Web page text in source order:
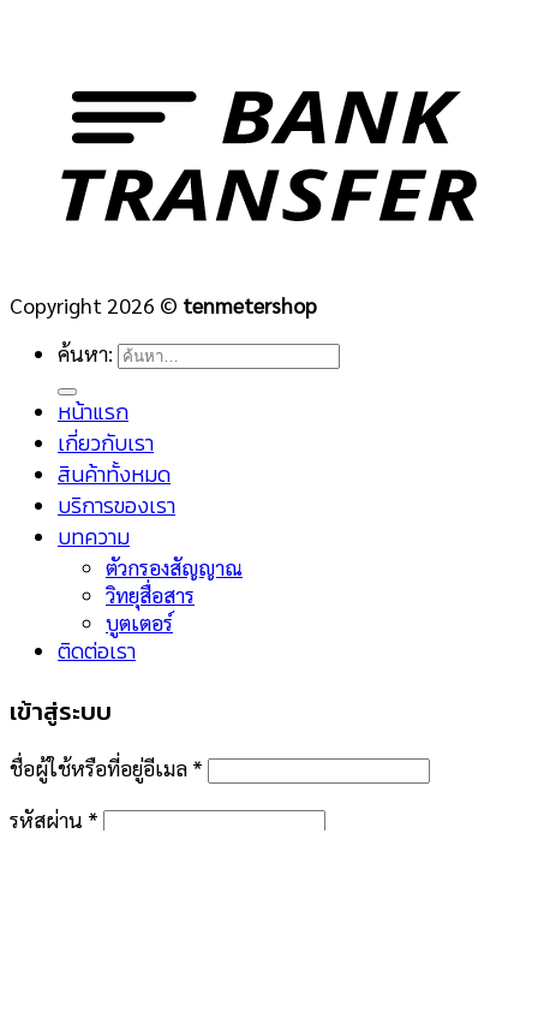
Copyright 2026 © tenmetershop
ค้นหา:
หน้าแรก
เกี่ยวกับเรา
สินค้าทั้งหมด
บริการของเรา
บทความ
ตัวกรองสัญญาณ
วิทยุสื่อสาร
บูตเตอร์
ติดต่อเรา
เข้าสู่ระบบ
ชื่อผู้ใช้หรือที่อยู่อีเมล *
รหัสผ่าน *